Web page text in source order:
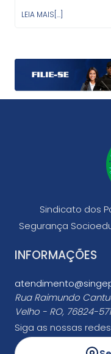
LEIA MAIS[...]
Sindicato dos
Segurança
INFORMAÇÕES
Rua Raimundo
Velho - RO, 76824-571
Siga as nossas